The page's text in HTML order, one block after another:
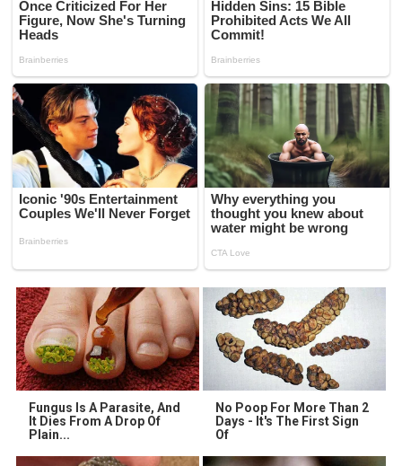
Fungus Is A Parasite, And
It Dies From A Drop Of
Plain...
No Poop For More Than 2
Days - It's The First Sign
Of